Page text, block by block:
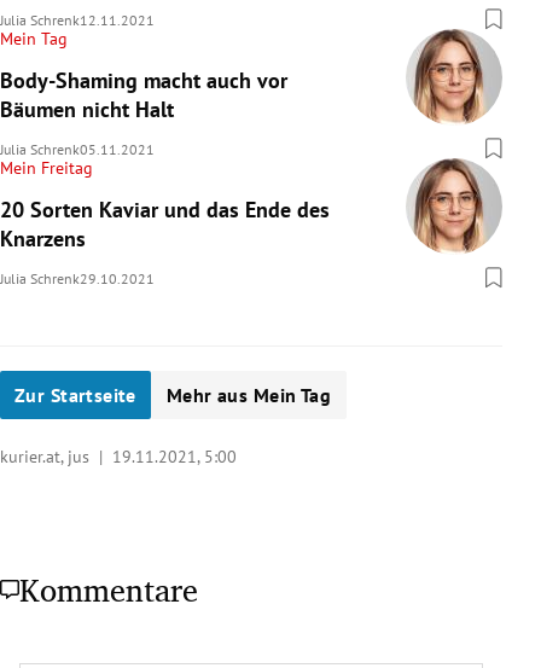
Julia Schrenk12.11.2021
Mein Tag
Body-Shaming macht auch vor
Bäumen nicht Halt
Julia Schrenk05.11.2021
Mein Freitag
20 Sorten Kaviar und das Ende des
Knarzens
Julia Schrenk29.10.2021
Zur Startseite Mehr aus Mein Tag
kurier.at, jus | 19.11.2021, 5:00
Kommentare